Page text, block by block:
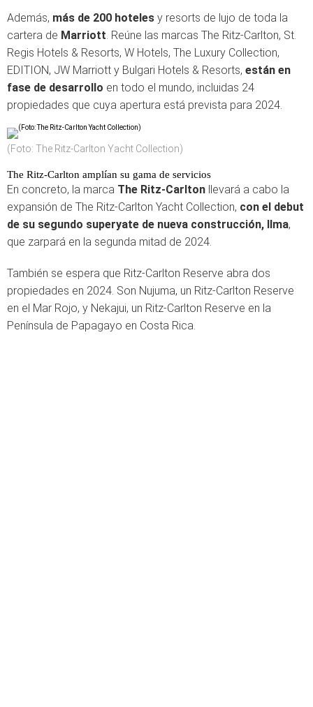
Además, más de 200 hoteles y resorts de lujo de toda la
cartera de Marriott. Reúne las marcas The Ritz-Carlton, St.
Regis Hotels & Resorts, W Hotels, The Luxury Collection,
EDITION, JW Marriott y Bulgari Hotels & Resorts, están en
fase de desarrollo en todo el mundo, incluidas 24
propiedades que cuya apertura está prevista para 2024.
(Foto: The Ritz-Carlton Yacht Collection)
The Ritz-Carlton amplían su gama de servicios
En concreto, la marca The Ritz-Carlton llevará a cabo la
expansión de The Ritz-Carlton Yacht Collection, con el debut
de su segundo superyate de nueva construcción, Ilma,
que zarpará en la segunda mitad de 2024.
También se espera que Ritz-Carlton Reserve abra dos
propiedades en 2024. Son Nujuma, un Ritz-Carlton Reserve
en el Mar Rojo, y Nekajui, un Ritz-Carlton Reserve en la
Península de Papagayo en Costa Rica.